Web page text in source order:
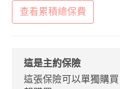
查看累積總保費
這是主約保險
這張保險可以單獨購